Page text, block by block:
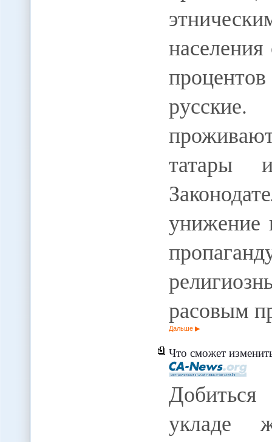
татары
унижение
расовым
Дальше
Что сможет изменить
укладе